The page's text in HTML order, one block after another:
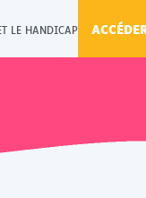
LE HANDICAP